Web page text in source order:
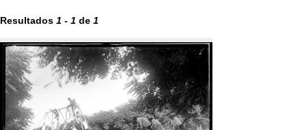
Resultados 1 - 1 de 1